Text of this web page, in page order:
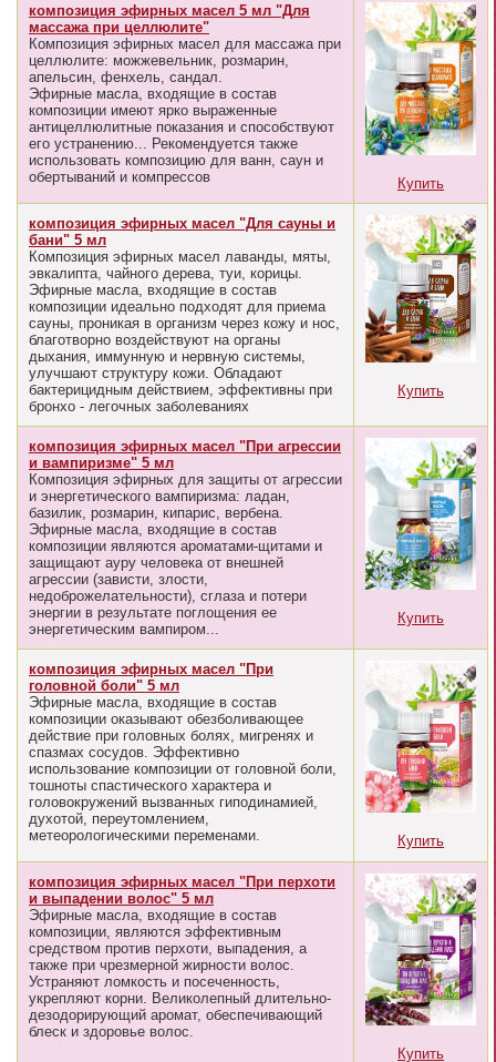
композиция эфирных масел 5 мл "Для
массажа при целлюлите"
Композиция эфирных масел для массажа при
целлюлите: можжевельник, розмарин,
апельсин, фенхель, сандал.
Эфирные масла, входящие в состав
композиции имеют ярко выраженные
антицеллюлитные показания и способствуют
его устранению... Рекомендуется также
использовать композицию для ванн, саун и
обертываний и компрессов
Купить
композиция эфирных масел "Для сауны и
бани" 5 мл
Композиция эфирных масел лаванды, мяты,
эвкалипта, чайного дерева, туи, корицы.
Эфирные масла, входящие в состав
композиции идеально подходят для приема
сауны, проникая в организм через кожу и нос,
благотворно воздействуют на органы
дыхания, иммунную и нервную системы,
улучшают структуру кожи. Обладают
бактерицидным действием, эффективны при
бронхо - легочных заболеваниях
Купить
композиция эфирных масел "При агрессии
и вампиризме" 5 мл
Композиция эфирных для защиты от агрессии
и энергетического вампиризма: ладан,
базилик, розмарин, кипарис, вербена.
Эфирные масла, входящие в состав
композиции являются ароматами-щитами и
защищают ауру человека от внешней
агрессии (зависти, злости,
недоброжелательности), сглаза и потери
энергии в результате поглощения ее
энергетическим вампиром...
Купить
композиция эфирных масел "При
головной боли" 5 мл
Эфирные масла, входящие в состав
композиции оказывают обезболивающее
действие при головных болях, мигренях и
спазмах сосудов. Эффективно
использование композиции от головной боли,
тошноты спастического характера и
головокружений вызванных гиподинамией,
духотой, переутомлением,
метеорологическими переменами.
Купить
композиция эфирных масел "При перхоти
и выпадении волос" 5 мл
Эфирные масла, входящие в состав
композиции, являются эффективным
средством против перхоти, выпадения, а
также при чрезмерной жирности волос.
Устраняют ломкость и посеченность,
укрепляют корни. Великолепный длительно-
дезодорирующий аромат, обеспечивающий
блеск и здоровье волос.
Купить